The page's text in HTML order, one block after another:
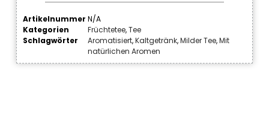
Artikelnummer N/A
Kategorien
Früchtetee,Tee
Schlagwörter
Aromatisiert,Kaltgetränk,Milder Tee,Mit
natürlichen Aromen